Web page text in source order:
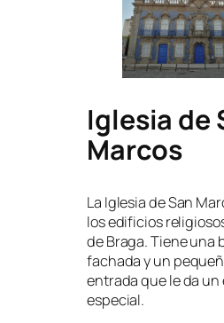
Iglesia de
Marcos
La Iglesia de San
los edificios
de Braga. Tiene una
fachada y un
entrada que le da
especial.